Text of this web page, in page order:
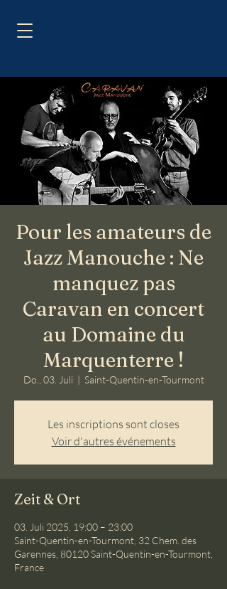
Pour les amateurs de
Jazz Manouche : Ne
manquez pas
Caravan en concert
au Domaine du
Marquenterre !
Do., 03. Juli
  |
Saint-Quentin-en-Tourmont
Les inscriptions sont closes
Voir d'autres événements
Zeit & Ort
03. Juli 2025, 19:00 – 23:00
Saint-Quentin-en-Tourmont, 32 Chem. des
Garennes, 80120 Saint-Quentin-en-Tourmont,
France